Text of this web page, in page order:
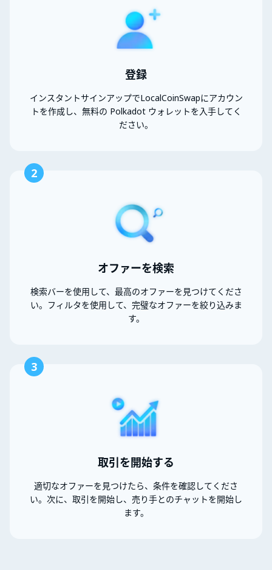
登録
インスタントサインアップでLocalCoinSwapにアカウン
トを作成し、無料の Polkadot ウォレットを入手してく
ださい。
2
オファーを検索
検索バーを使用して、最高のオファーを見つけてくださ
い。フィルタを使用して、完璧なオファーを絞り込みま
す。
3
取引を開始する
適切なオファーを見つけたら、条件を確認してくださ
い。次に、取引を開始し、売り手とのチャットを開始し
ます。